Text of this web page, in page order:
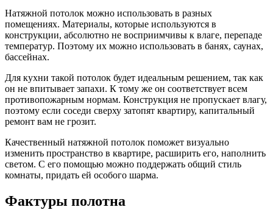
Натяжной потолок можно использовать в разных
помещениях. Материалы, которые используются в
конструкции, абсолютно не восприимчивы к влаге, перепаде
температур. Поэтому их можно использовать в банях, саунах,
бассейнах.
Для кухни такой потолок будет идеальным решением, так как
он не впитывает запахи. К тому же он соответствует всем
противопожарным нормам. Конструкция не пропускает влагу,
поэтому если соседи сверху затопят квартиру, капитальный
ремонт вам не грозит.
Качественный натяжной потолок поможет визуально
изменить пространство в квартире, расширить его, наполнить
светом. С его помощью можно поддержать общий стиль
комнаты, придать ей особого шарма.
Фактуры полотна